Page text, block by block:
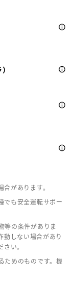
があります。
でも安全運転サポー
等の条件がありま
動しない場合があり
い。
ためのものです。機